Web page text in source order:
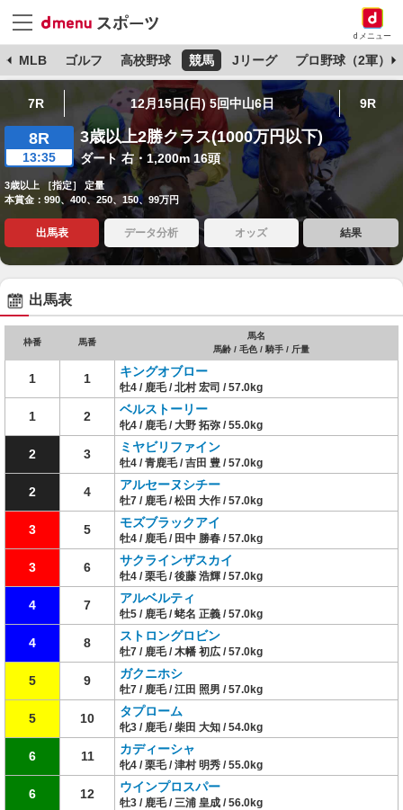
dメニュー
MLB ゴルフ 高校野球 競馬 Jリーグ プロ野球（2軍）
7R 12月15日(日) 5回中山6日 9R
8R
13:35
3歳以上2勝クラス(1000万円以下)
ダート 右・1,200m 16頭
3歳以上 ［指定］ 定量
本賞金：990、400、250、150、99万円
出馬表 データ分析 オッズ 結果
出馬表
枠番 馬番
馬名
馬齢 / 毛色 / 騎手 / 斤量
1 1 キングオブロー
牡4 / 鹿毛 / 北村 宏司 / 57.0kg
1 2 ベルストーリー
牝4 / 鹿毛 / 大野 拓弥 / 55.0kg
2 3 ミヤビリファイン
牡4 / 青鹿毛 / 吉田 豊 / 57.0kg
2 4 アルセーヌシチー
牡7 / 鹿毛 / 松田 大作 / 57.0kg
3 5 モズブラックアイ
牡4 / 鹿毛 / 田中 勝春 / 57.0kg
3 6 サクラインザスカイ
牡4 / 栗毛 / 後藤 浩輝 / 57.0kg
4 7 アルベルティ
牡5 / 鹿毛 / 蛯名 正義 / 57.0kg
4 8 ストロングロビン
牡7 / 鹿毛 / 木幡 初広 / 57.0kg
5 9 ガクニホシ
牡7 / 鹿毛 / 江田 照男 / 57.0kg
5 10 タプローム
牝3 / 鹿毛 / 柴田 大知 / 54.0kg
6 11 カディーシャ
牝4 / 栗毛 / 津村 明秀 / 55.0kg
6 12 ウインプロスパー
牡3 / 鹿毛 / 三浦 皇成 / 56.0kg